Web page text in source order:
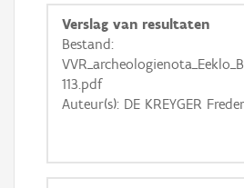
Basis Lagen
OSM-Basiskaart
Ortho
Verslag van resultaten
Bestand:
113.pdf
Auteur(s): DE KREYGER